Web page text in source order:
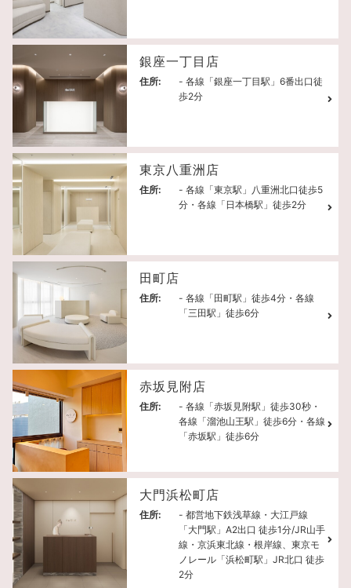
銀座一丁目店
住所:
- 各線「銀座一丁目駅」6番出口徒
歩2分
東京八重洲店
住所:
- 各線「東京駅」八重洲北口徒歩5
分・各線「日本橋駅」徒歩2分
田町店
住所:
- 各線「田町駅」徒歩4分・各線
「三田駅」徒歩6分
赤坂見附店
住所:
- 各線「赤坂見附駅」徒歩30秒・
各線「溜池山王駅」徒歩6分・各線
「赤坂駅」徒歩6分
大門浜松町店
住所:
- 都営地下鉄浅草線・大江戸線
「大門駅」A2出口 徒歩1分/JR山手
線・京浜東北線・根岸線、東京モ
ノレール「浜松町駅」JR北口 徒歩
2分